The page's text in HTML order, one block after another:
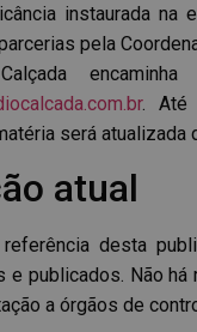
instaurada na
pela
. Até
será atualizada
atual
desta
e publicados. Não há
a órgãos de